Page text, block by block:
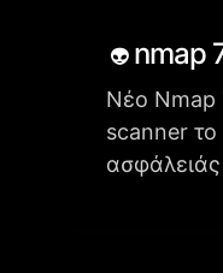
nmap
Νέο Nmap
scanner το